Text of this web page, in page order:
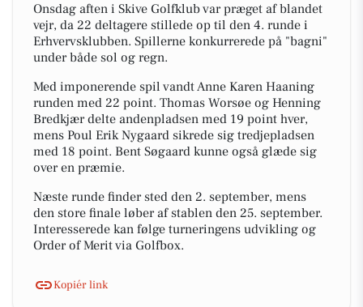
Onsdag aften i Skive Golfklub var præget af blandet
vejr, da 22 deltagere stillede op til den 4. runde i
Erhvervsklubben. Spillerne konkurrerede på "bagni"
under både sol og regn.
Med imponerende spil vandt Anne Karen Haaning
runden med 22 point. Thomas Worsøe og Henning
Bredkjær delte andenpladsen med 19 point hver,
mens Poul Erik Nygaard sikrede sig tredjepladsen
med 18 point. Bent Søgaard kunne også glæde sig
over en præmie.
Næste runde finder sted den 2. september, mens
den store finale løber af stablen den 25. september.
Interesserede kan følge turneringens udvikling og
Order of Merit via Golfbox.
Kopiér link